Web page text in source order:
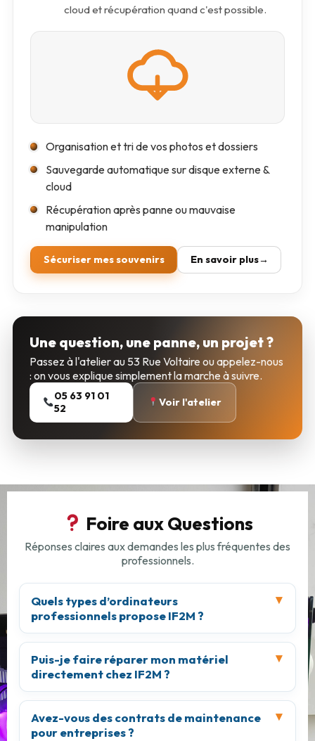
cloud et récupération quand c'est possible.
Organisation et tri de vos photos et dossiers
Sauvegarde automatique sur disque externe &
cloud
Récupération après panne ou mauvaise
manipulation
Sécuriser mes souvenirs En savoir plus
Une question, une panne, un projet ?
Passez à l'atelier au 53 Rue Voltaire ou appelez-nous
: on vous explique simplement la marche à suivre.
05 63 91 01
52
Voir l'atelier
Foire aux Questions
Réponses claires aux demandes les plus fréquentes des
professionnels.
Quels types d’ordinateurs
professionnels propose IF2M ?
Puis-je faire réparer mon matériel
directement chez IF2M ?
Avez-vous des contrats de maintenance
pour entreprises ?